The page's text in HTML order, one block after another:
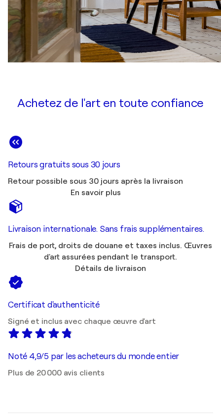
Achetez de l'art en toute confiance
Retours gratuits sous 30 jours
Retour possible sous 30 jours après la livraison
En savoir plus
Livraison internationale. Sans frais supplémentaires.
Frais de port, droits de douane et taxes inclus. Œuvres
d'art assurées pendant le transport.
Détails de livraison
Certificat d'authenticité
Signé et inclus avec chaque œuvre d'art
Noté 4,9/5 par les acheteurs du monde entier
Plus de 20 000 avis clients